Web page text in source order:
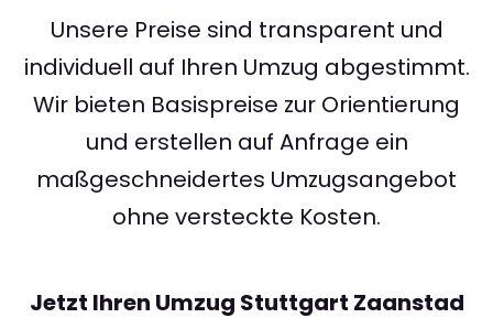
Unsere Preise sind transparent und
individuell auf Ihren Umzug abgestimmt.
Wir bieten Basispreise zur Orientierung
und erstellen auf Anfrage ein
maßgeschneidertes Umzugsangebot
ohne versteckte Kosten.
Jetzt Ihren Umzug Stuttgart Zaanstad